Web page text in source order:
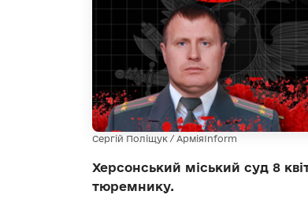
Сергій Поліщук / АрміяInform
Херсонський міський суд 8
тюремнику.